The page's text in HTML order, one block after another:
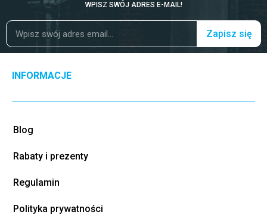
WPISZ SWÓJ ADRES E-MAIL!
Zapisz się
INFORMACJE
Blog
Rabaty i prezenty
Regulamin
Polityka prywatności